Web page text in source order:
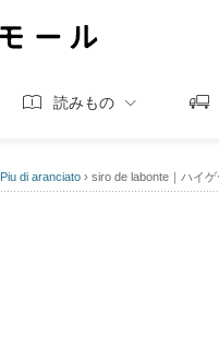
読みもの
Piu di aranciato › siro de labonte｜ハイ